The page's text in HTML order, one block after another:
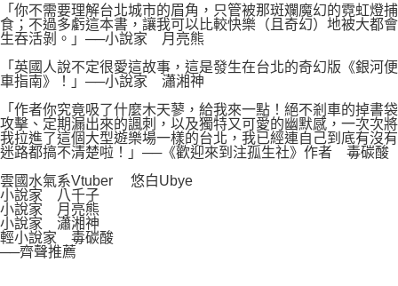
時審查核予不同之上限額度；若仍有額度不足之情形，本公司將視審查結果
請求用戶進行身份認證。
５．嚴禁一人註冊多個帳號或使用他人資訊註冊。若發現惡意使用之情形，
恩沛科技股份有限公司將有權停止該用戶之使用額度並採取法律行動。
國家/地區配送 查看運費
「你不需要理解台北城市的眉角，只管被那斑斕魔幻的霓虹燈捕
食；不過多虧這本書，讓我可以比較快樂（且奇幻）地被大都會
生吞活剝。」──小說家 月亮熊
「英國人說不定很愛這故事，這是發生在台北的奇幻版《銀河便
車指南》！」──小說家 瀟湘神
「作者你究竟吸了什麼木天蓼，給我來一點！絕不剎車的掉書袋
攻擊、定期漏出來的諷刺，以及獨特又可愛的幽默感，一次次將
我拉進了這個大型遊樂場一樣的台北，我已經連自己到底有沒有
迷路都搞不清楚啦！」──《歡迎來到注孤生社》作者 毒碳酸
雲國水氣系Vtuber 悠白Ubye
小說家 八千子
小說家 月亮熊
小說家 瀟湘神
輕小說家 毒碳酸
──齊聲推薦